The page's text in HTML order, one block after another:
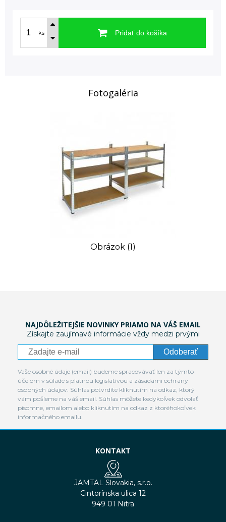
ks Pridať do košíka
Fotogaléria
Obrázok (1)
NAJDÔLEŽITEJŠIE NOVINKY PRIAMO NA VÁŠ EMAIL
Získajte zaujímavé informácie vždy medzi prvými
Odoberať
Vaše osobné údaje (email) budeme spracovávať len za týmto
účelom v súlade s platnou legislatívou a zásadami ochrany
osobných údajov. Súhlas potvrdíte kliknutím na odkaz, ktorý
vám pošleme na váš email. Súhlas môžete kedykoľvek odvolať
písomne, emailom alebo kliknutím na odkaz z ktoréhokoľvek
informačného emailu.
KONTAKT
JAMTAL Slovakia, s.r.o.
Cintorínska ulica 12
949 01 Nitra